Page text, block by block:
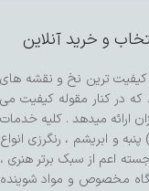
و خرید آنلاین
کیفیت ترین نخ و نقشه های
که در کنار مقوله کیفیت می
ارائه میدهد . کلیه خدمات
و ابریشم ، رنگرزی انواع
اعم از سبک برتر هنری ،
مخصوص و مواد شوینده